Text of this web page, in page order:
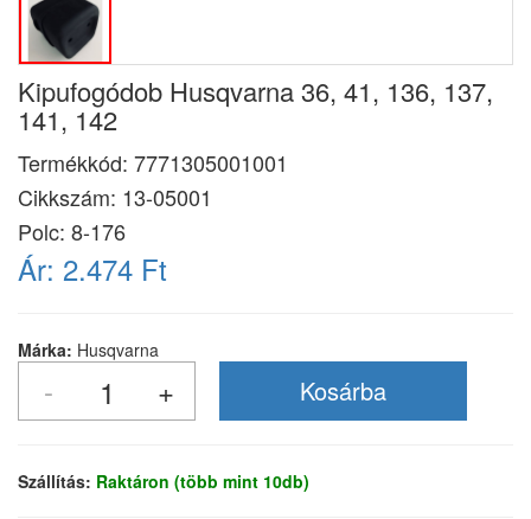
Kipufogódob Husqvarna 36, 41, 136, 137,
141, 142
Termékkód: 7771305001001
Cikkszám: 13-05001
Polc: 8-176
Ár: 2.474 Ft
Márka: Husqvarna
Szállítás: Raktáron (több mint 10db)